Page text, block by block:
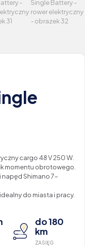
cargo 48 V 250 W.
momentu obrotowego.
napęd Shimano 7-
do miasta i pracy.
do 180
km
ZASIĘG